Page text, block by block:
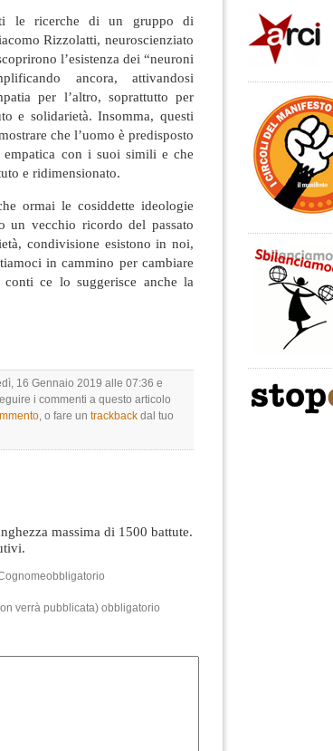
le ricerche di un gruppo di
Rizzolatti, neuroscienziato
l’esistenza dei “neuroni
ancora, attivandosi
per l’altro, soprattutto per
e solidarietà. Insomma, questi
che l’uomo è predisposto
con i suoi simili e che
e ridimensionato.
ormai le cosiddette ideologie
un vecchio ricordo del passato
condivisione esistono in noi,
in cammino per cambiare
ce lo suggerisce anche la
16 Gennaio 2019 alle 07:36 e
i commenti a questo articolo
, o fare un trackback dal tuo
massima di 1500 battute.
verrà pubblicata) obbligatorio